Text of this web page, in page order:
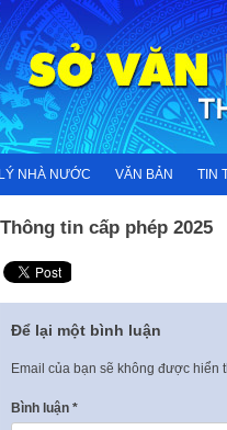
NHÀ NƯỚC VĂN BẢN TIN
Thông tin cấp phép 2025
Để lại một bình luận
Email của bạn sẽ không được hiển
Bình luận *